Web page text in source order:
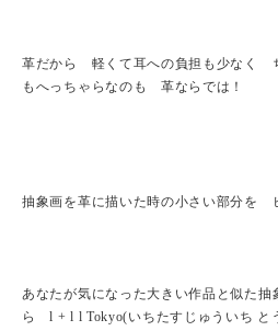
革だから 軽くて耳への負担も少なく
もへっちゃらなのも 革ならでは！
抽象画を革に描いた時の小さい部分を
あなたが気になった大きい作品と似た
ら l + l l Tokyo(いちたすじゅういち